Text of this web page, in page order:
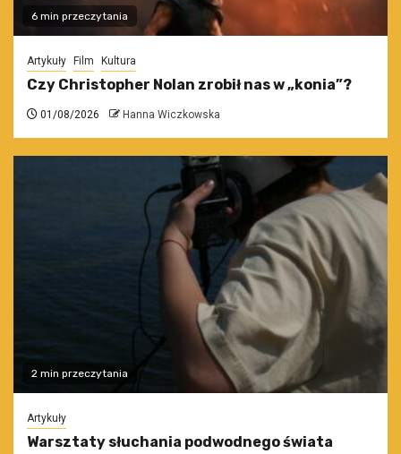
6 min przeczytania
Artykuły Film Kultura
Czy Christopher Nolan zrobił nas w „konia”?
01/08/2026 Hanna Wiczkowska
2 min przeczytania
Artykuły
Warsztaty słuchania podwodnego świata